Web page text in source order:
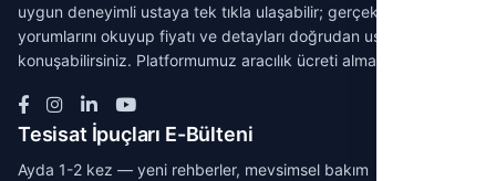
uygun deneyimli ustaya tek tıkla ulaşabilir; gerçek müşteri
yorumlarını okuyup fiyatı ve detayları doğrudan ustayla
konuşabilirsiniz. Platformumuz aracılık ücreti almaz.
Tesisat İpuçları E-Bülteni
Ayda 1-2 kez — yeni rehberler, mevsimsel bakım